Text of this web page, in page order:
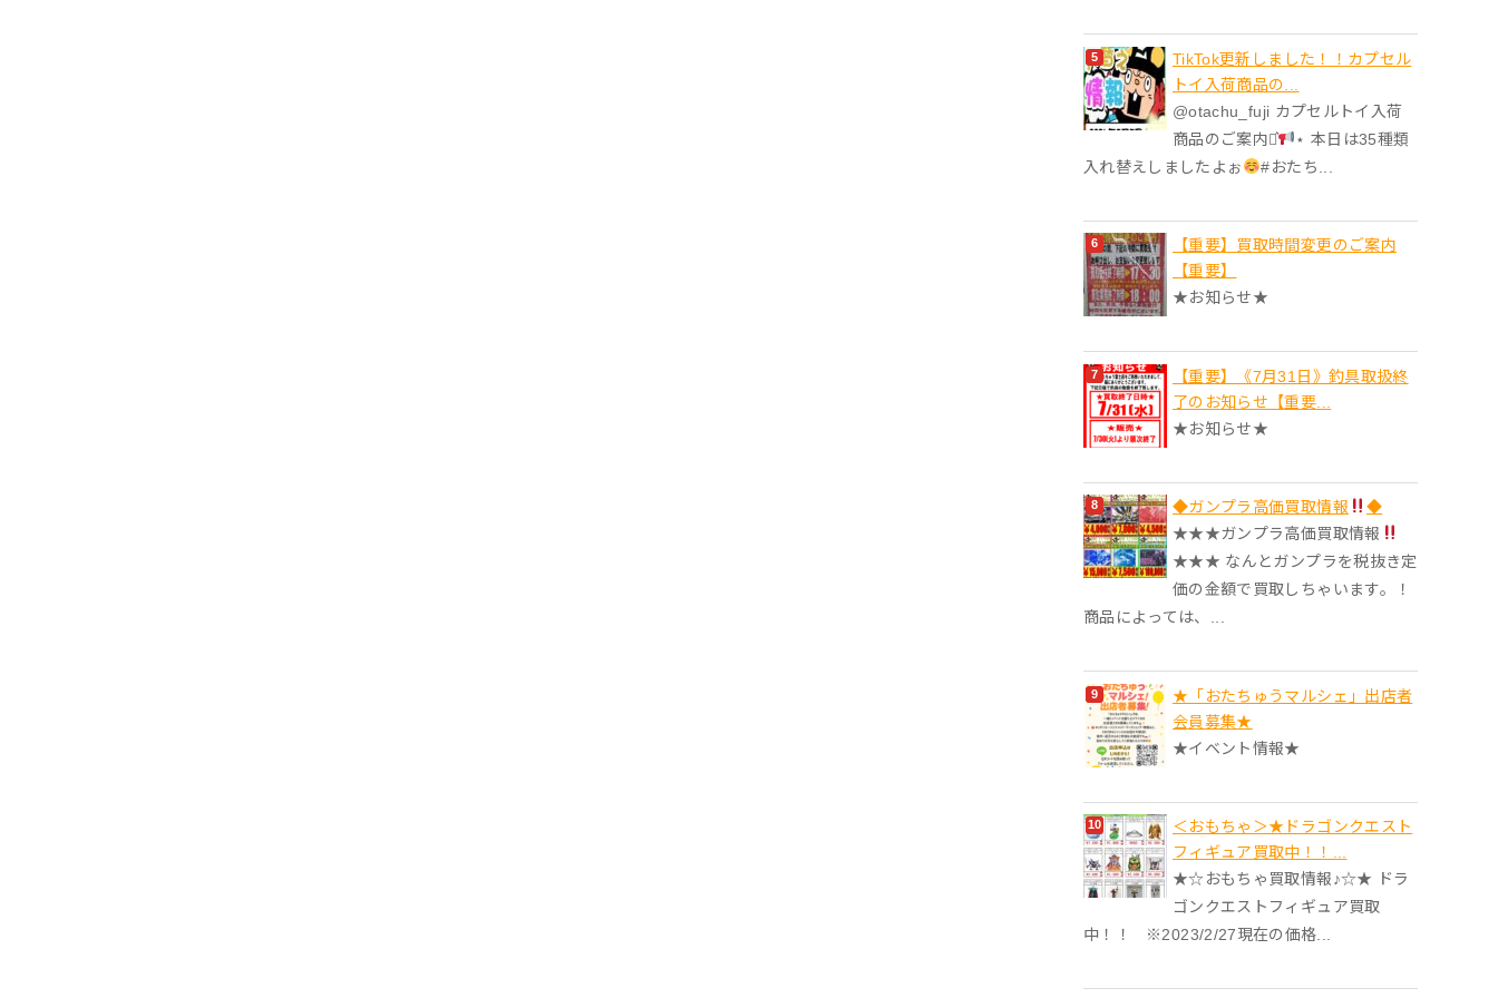
TikTok更新しました！！カプセル
トイ入荷商品の...
@otachu_fuji カプセルトイ入荷
商品のご案内⋆͛
⋆ 本日は35種類
入れ替えしましたよぉ
#おたち...
【重要】買取時間変更のご案内
【重要】
★お知らせ★
【重要】《7月31日》釣具取扱終
了のお知らせ【重要...
★お知らせ★
◆ガンプラ高価買取情報
◆
★★★ガンプラ高価買取情報
★★★ なんとガンプラを税抜き定
価の金額で買取しちゃいます。！
商品によっては、...
★「おたちゅうマルシェ」出店者
会員募集★
★イベント情報★
＜おもちゃ＞★ドラゴンクエスト
フィギュア買取中！！...
★☆おもちゃ買取情報♪☆★ ドラ
ゴンクエストフィギュア買取
中！！ ※2023/2/27現在の価格...